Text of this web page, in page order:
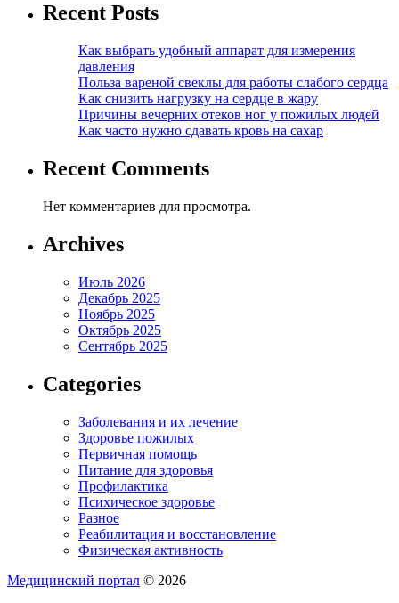
Recent Posts
Как выбрать удобный аппарат для измерения
давления
Польза вареной свеклы для работы слабого сердца
Как снизить нагрузку на сердце в жару
Причины вечерних отеков ног у пожилых людей
Как часто нужно сдавать кровь на сахар
Recent Comments
Нет комментариев для просмотра.
Archives
Июль 2026
Декабрь 2025
Ноябрь 2025
Октябрь 2025
Сентябрь 2025
Categories
Заболевания и их лечение
Здоровье пожилых
Первичная помощь
Питание для здоровья
Профилактика
Психическое здоровье
Разное
Реабилитация и восстановление
Физическая активность
Медицинский портал © 2026